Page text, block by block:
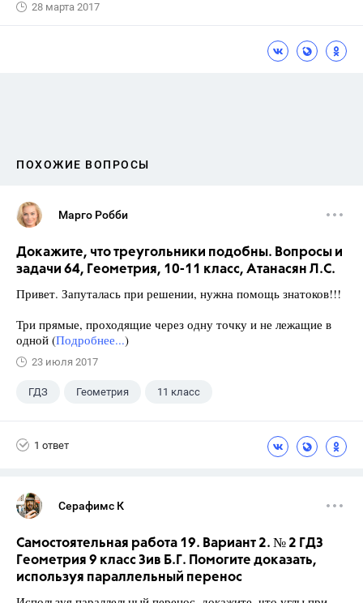
28 марта 2017
ПОХОЖИЕ ВОПРОСЫ
Марго Робби
Докажите, что треугольники подобны. Вопросы и
задачи 64, Геометрия, 10-11 класс, Атанасян Л.С.
Привет. Запуталась при решении, нужна помощь знатоков!!!
Три прямые, проходящие через одну точку и не лежащие в
одной (Подробнее...)
23 июля 2017
ГДЗ Геометрия 11 класс
1 ответ
Серафимс К
Самостоятельная работа 19. Вариант 2. № 2 ГДЗ
Геометрия 9 класс Зив Б.Г. Помогите доказать,
используя параллельный перенос